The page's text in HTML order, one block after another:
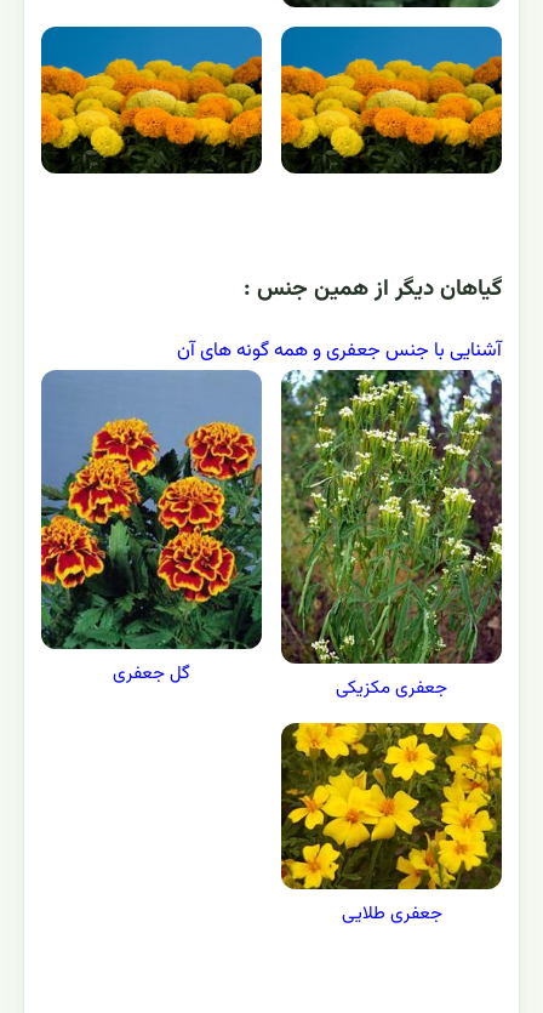
گياهان ديگر از همين جنس :
آشنایی با جنس جعفری و همه گونه های آن
جعفری مکزیکی
گل جعفری
جعفری طلایی